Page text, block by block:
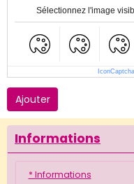
Sélectionnez l'image
IconCaptcha
Ajouter
Informations
* Informations